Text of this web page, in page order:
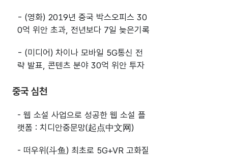
- (영화) 2019년 중국 박스오피스 30
0억 위안 초과, 전년보다 7일 늦은기록
- (미디어) 차이나 모바일 5G통신 전
략 발표, 콘텐츠 분야 30억 위안 투자
중국 심천
- 웹 소설 사업으로 성공한 웹 소설 플
랫폼 : 치디안중문망(起点中文网)
- 떠우위(斗鱼) 최초로 5G+VR 고화질